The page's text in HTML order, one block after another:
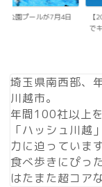
ル川越新富町商店街
ー
埼玉県南西部、
川越市。
年間100社以上
「ハッシュ川越
力に迫っていま
食べ歩きにぴっ
はたまた超コア